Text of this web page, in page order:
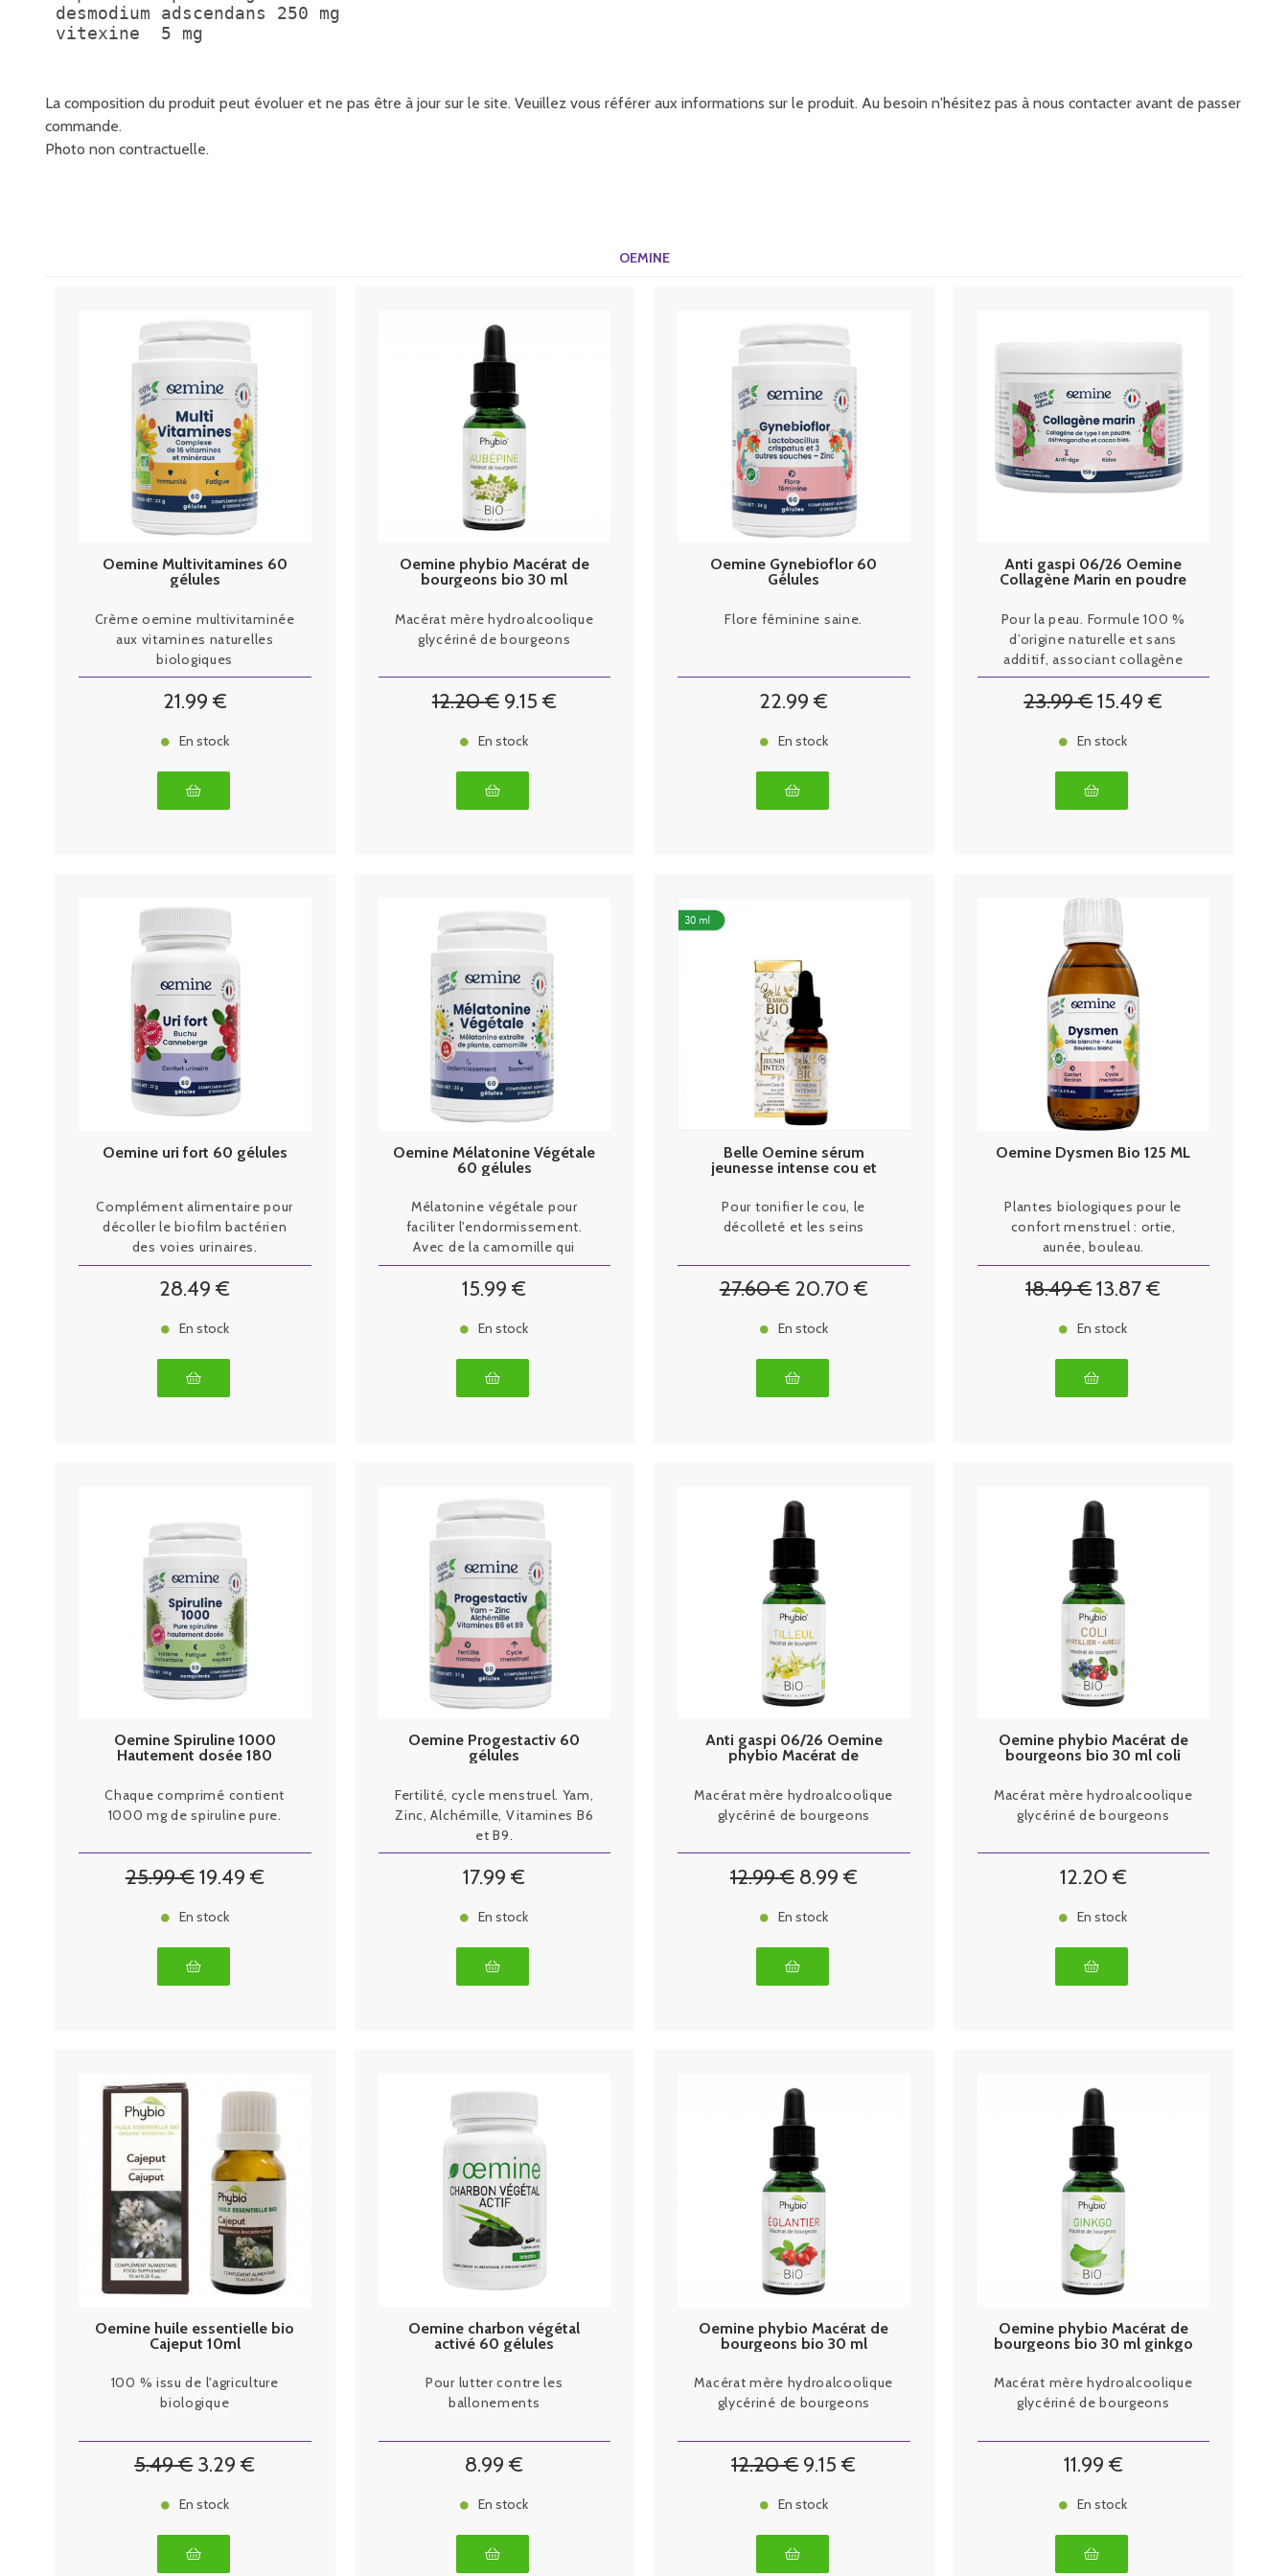
vitexine  5 mg
La composition du produit peut évoluer et ne pas être à jour sur le site. Veuillez vous référer aux informations sur le produit. Au besoin n'hésitez pas à nous contacter avant de passer
commande.
Photo non contractuelle.
OEMINE
Oemine Multivitamines 60
gélules
Crème oemine multivitaminée
aux vitamines naturelles
biologiques
21.99 €
En stock
Oemine phybio Macérat de
bourgeons bio 30 ml
Macérat mère hydroalcoolique
glycériné de bourgeons
12.20€ 9.15 €
En stock
Oemine Gynebioflor 60
Gélules
Flore féminine saine.
22.99 €
En stock
Anti gaspi 06/26 Oemine
Collagène Marin en poudre
Pour la peau. Formule 100 %
d’origine naturelle et sans
additif, associant collagène
marin, ashwagandha et cacao
biologiques.
23.99€15.49 €
En stock
Oemine uri fort 60 gélules
Complément alimentaire pour
décoller le biofilm bactérien
des voies urinaires.
28.49 €
En stock
Oemine Mélatonine Végétale
60 gélules
Mélatonine végétale pour
faciliter l'endormissement.
Avec de la camomille qui
contribue à un sommeil sain.
15.99 €
En stock
Belle Oemine sérum
jeunesse intense cou et
Pour tonifier le cou, le
décolleté et les seins
27.60€ 20.70 €
En stock
Oemine Dysmen Bio 125 ML
Plantes biologiques pour le
confort menstruel : ortie,
aunée, bouleau.
18.49€13.87€
En stock
Oemine Spiruline 1000
Hautement dosée 180
Chaque comprimé contient
1000 mg de spiruline pure.
25.99€19.49 €
En stock
Oemine Progestactiv 60
gélules
Fertilité, cycle menstruel. Yam,
Zinc, Alchémille, Vitamines B6
et B9.
17.99 €
En stock
Anti gaspi 06/26 Oemine
phybio Macérat de
Macérat mère hydroalcoolique
glycériné de bourgeons
12.99€ 8.99 €
En stock
Oemine phybio Macérat de
bourgeons bio 30 ml coli
Macérat mère hydroalcoolique
glycériné de bourgeons
12.20 €
En stock
Oemine huile essentielle bio
Cajeput 10ml
100 % issu de l'agriculture
biologique
5.49€ 3.29 €
En stock
Oemine charbon végétal
activé 60 gélules
Pour lutter contre les
ballonements
8.99 €
En stock
Oemine phybio Macérat de
bourgeons bio 30 ml
Macérat mère hydroalcoolique
glycériné de bourgeons
12.20€ 9.15 €
En stock
Oemine phybio Macérat de
bourgeons bio 30 ml ginkgo
Macérat mère hydroalcoolique
glycériné de bourgeons
11.99 €
En stock